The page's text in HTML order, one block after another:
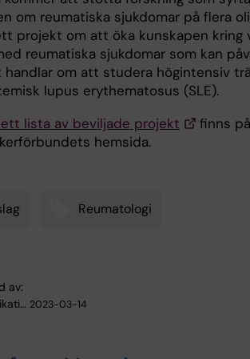
om reumatiska sjukdomar på flera
projekt om att öka kunskapen kring
reumatiska sjukdomar som kan
handlar om att studera högintensiv
lupus erythematosus (SLE).
lista av beviljade projekt
finns på
hemsida.
Reumatologi
av:
2023-03-14